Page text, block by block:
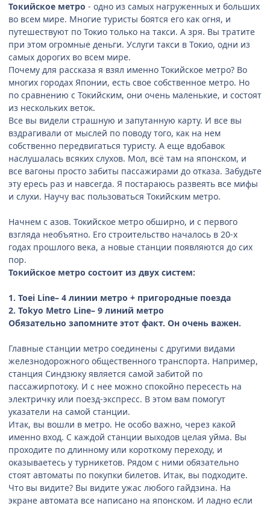
Токийское метро - одно из самых нагруженных и больших
во всем мире. Многие туристы боятся его как огня, и
путешествуют по Токио только на такси. А зря. Вы тратите
при этом огромные деньги. Услуги такси в Токио, одни из
самых дорогих во всем мире.
Почему для рассказа я взял именно Токийское метро? Во
многих городах Японии, есть свое собственное метро. Но
по сравнению с Токийским, они очень маленькие, и состоят
из нескольких веток.
Все вы видели страшную и запутанную карту. И все вы
вздрагивали от мыслей по поводу того, как на нем
собственно передвигаться туристу. А еще вдобавок
наслушалась всяких слухов. Мол, всё там на японском, и
все вагоны просто забиты пассажирами до отказа. Забудьте
эту ересь раз и навсегда. Я постараюсь развеять все мифы
и слухи. Научу вас пользоваться Токийским метро.
Начнем с азов. Токийское метро обширно, и с первого
взгляда необъятно. Его строительство началось в 20-х
годах прошлого века, а новые станции появляются до сих
пор.
Токийское метро состоит из двух систем:
1. Toei Line– 4 линии метро + пригородные поезда
2. Tokyo Metro Line– 9 линий метро
Обязательно запомните этот факт. Он очень важен.
Главные станции метро соединены с другими видами
железнодорожного общественного транспорта. Например,
станция Синдзюку является самой забитой по
пассажирпотоку. И с нее можно спокойно пересесть на
электричку или поезд-экспресс. В этом вам помогут
указатели на самой станции.
Итак, вы вошли в метро. Не особо важно, через какой
именно вход. С каждой станции выходов целая уйма. Вы
проходите по длинному или короткому переходу, и
оказываетесь у турникетов. Рядом с ними обязательно
стоят автоматы по покупки билетов. Итак, вы подходите.
Что вы видите? Вы видите ужас любого гайдзина. На
экране автомата все написано на японском. И ладно если